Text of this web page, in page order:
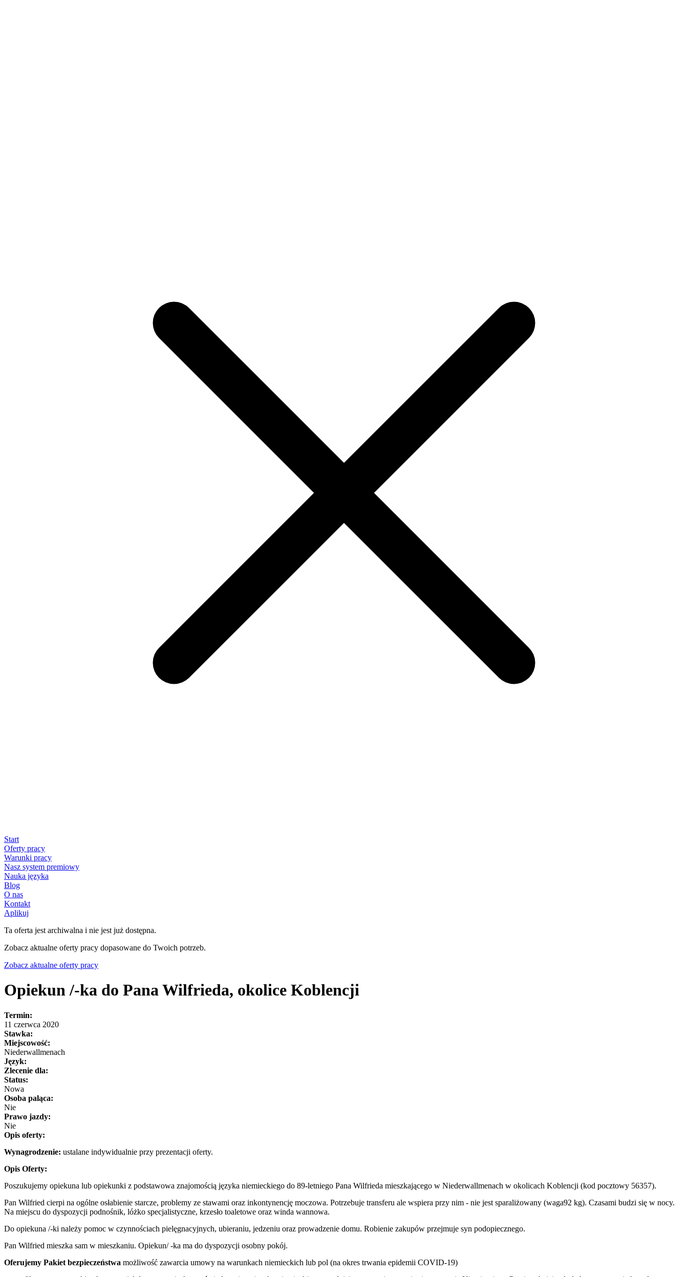
Start
Oferty pracy
Warunki pracy
Nasz system premiowy
Nauka języka
Blog
O nas
Kontakt
Aplikuj
Ta oferta jest archiwalna i nie jest już dostępna.
Zobacz aktualne oferty pracy dopasowane do Twoich potrzeb.
Zobacz aktualne oferty pracy
Opiekun /-ka do Pana Wilfrieda, okolice Koblencji
Termin:
11 czerwca 2020
Stawka:
Miejscowość:
Niederwallmenach
Język:
Zlecenie dla:
Status:
Nowa
Osoba paląca:
Nie
Prawo jazdy:
Nie
Opis oferty:
Wynagrodzenie: ustalane indywidualnie przy prezentacji oferty.
Opis Oferty:
Poszukujemy opiekuna lub opiekunki z podstawowa znajomością języka niemieckiego do 89-letniego Pana Wilfrieda mieszkającego w Niederwallmenach w okolicach Koblencji (kod pocztowy 56357).
Pan Wilfried cierpi na ogólne osłabienie starcze, problemy ze stawami oraz inkontynencję moczowa. Potrzebuje transferu ale wspiera przy nim - nie jest sparaliżowany (waga92 kg). Czasami budzi się w nocy.
Na miejscu do dyspozycji podnośnik, lóżko specjalistyczne, krzesło toaletowe oraz winda wannowa.
Do opiekuna /-ki należy pomoc w czynnościach pielęgnacyjnych, ubieraniu, jedzeniu oraz prowadzenie domu. Robienie zakupów przejmuje syn podopiecznego.
Pan Wilfried mieszka sam w mieszkaniu. Opiekun/ -ka ma do dyspozycji osobny pokój.
Oferujemy Pakiet bezpieczeństwa możliwość zawarcia umowy na warunkach niemieckich lub pol (na okres trwania epidemii COVID-19)